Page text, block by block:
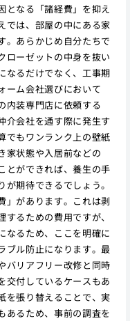
となる「諸経費」を抑え
では、部屋の中にある家
。あらかじめ自分たちで
ローゼットの中身を抜い
なるだけでなく、工事期
ーム会社選びにおいて
内装専門店に依頼する
介会社を通す際に発生す
でもワンランク上の壁紙
家状態や入居前などの
とができれば、養生の手
期待できるでしょう。
」があります。これは剥
るための費用ですが、
なるため、ここを明確に
ブル防止になります。最
バリアフリー改修と同時
交付しているケースもあ
を張り替えることで、実
あるため、事前の調査を